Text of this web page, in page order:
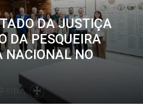
DA JUSTIÇA
DA PESQUEIRA
NACIONAL NO